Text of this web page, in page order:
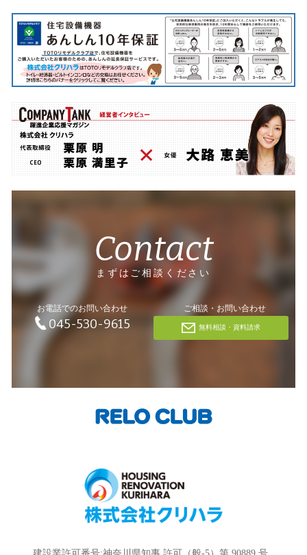
Contact
まずはご相談ください
お電話でのお問い合わせ
045-530-9615
ご相談・お問い合わせ
無料相談・資料請求